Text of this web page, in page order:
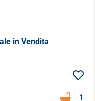
in Vendita
1